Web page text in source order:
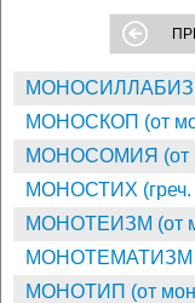
МОНОСИЛЛАБИЗМ
МОНОСКОП (от
МОНОСОМИЯ (от
МОНОСТИХ (греч.
МОНОТЕИЗМ (от
МОНОТЕМАТИЗМ
МОНОТИП (от